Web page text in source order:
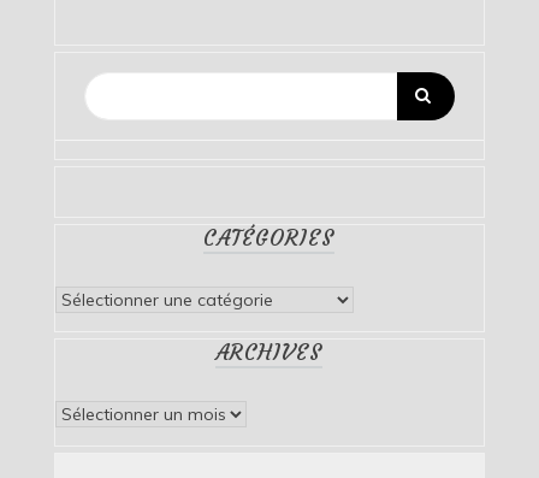
CATÉGORIES
Catégories
ARCHIVES
Archives